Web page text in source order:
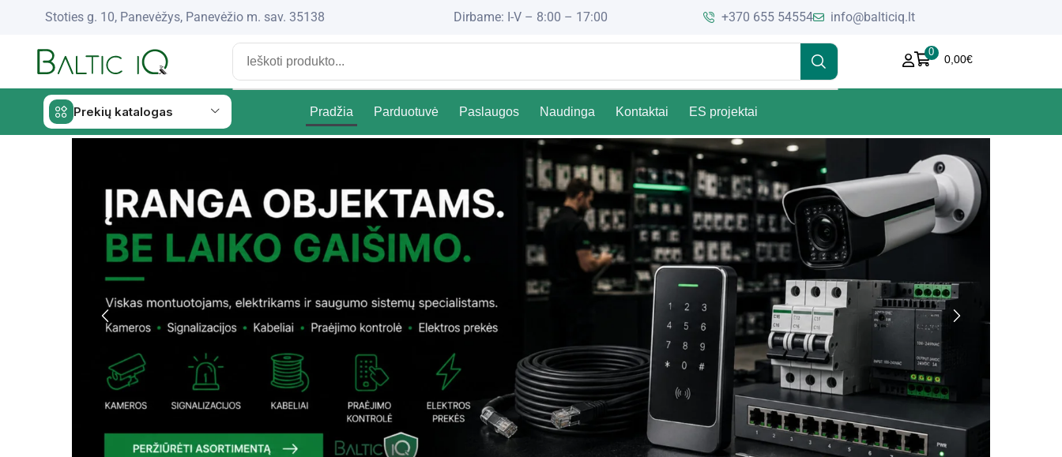
Stoties g. 10, Panevėžys, Panevėžio m. sav. 35138 Dirbame: I-V – 8:00 – 17:00 +370 655 54554 info@balticiq.lt
0
0,00€
Prekių katalogas Pradžia Parduotuvė Paslaugos Naudinga Kontaktai ES projektai